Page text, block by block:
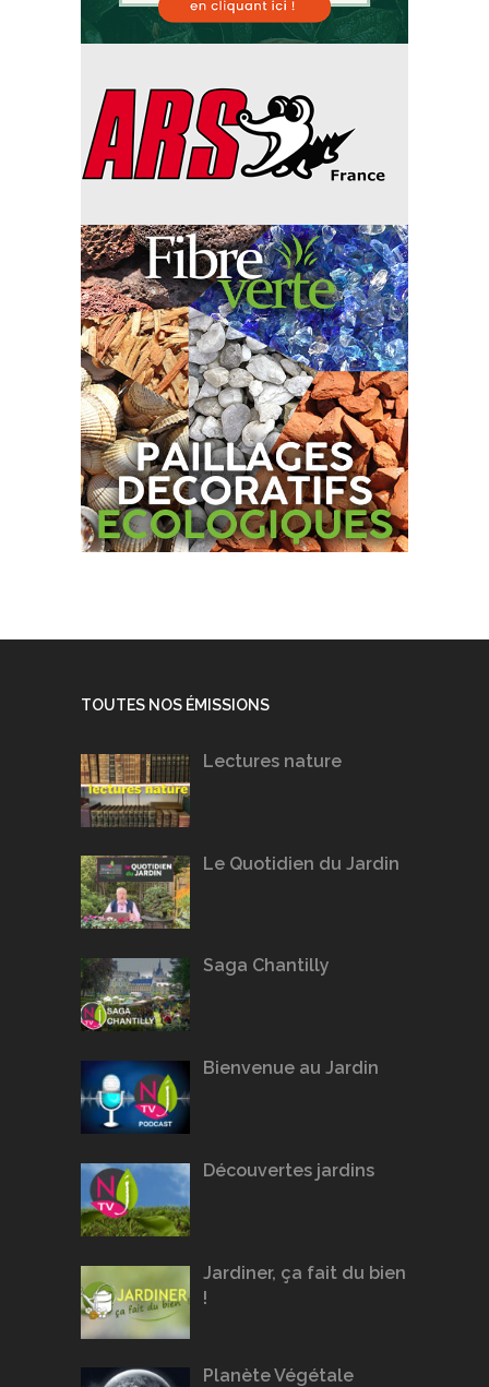
TOUTES NOS ÉMISSIONS
Lectures nature
Le Quotidien du Jardin
Saga Chantilly
Bienvenue au Jardin
Découvertes jardins
Jardiner, ça fait du bien
!
Planète Végétale